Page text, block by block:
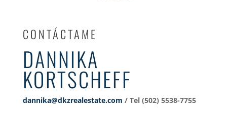
CONTÁCTAME
DANNIKA
KORTSCHEFF
dannika@dkzrealestate.com / Tel (502) 5538-7755‬